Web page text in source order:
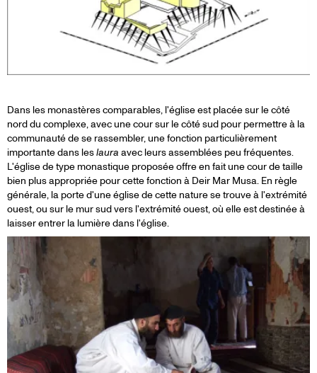
Dans les monastères comparables, l'église est placée sur le côté
nord du complexe, avec une cour sur le côté sud pour permettre à la
communauté de se rassembler, une fonction particulièrement
importante dans leslaura avec leurs assemblées peu fréquentes.
L'église de type monastique proposée offre en fait une cour de taille
bien plus appropriée pour cette fonction à Deir Mar Musa. En règle
générale, la porte d'une église de cette nature se trouve à l'extrémité
ouest, ou sur le mur sud vers l'extrémité ouest, où elle est destinée à
laisser entrer la lumière dans l'église.